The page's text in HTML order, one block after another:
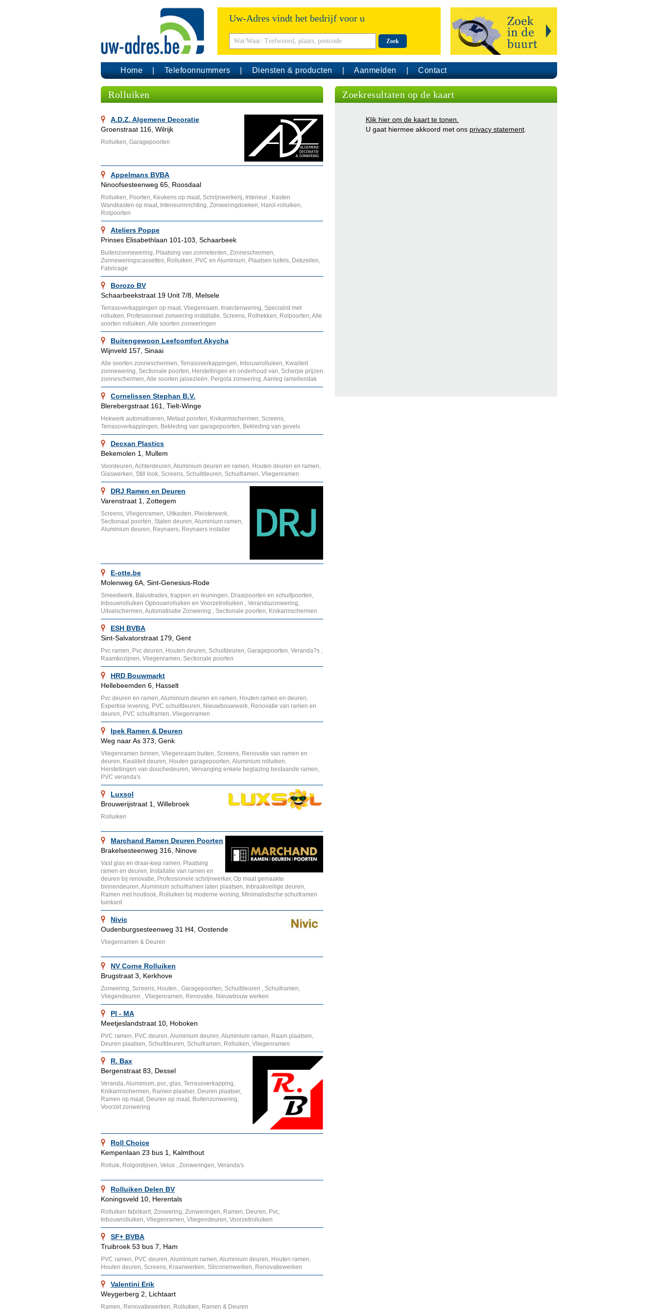
Uw-Adres vindt het bedrijf voor u
Zoek
Home Telefoonnummers Diensten & producten Aanmelden Contact
Rolluiken
A.D.Z. Algemene Decoratie
Groenstraat 116, Wilrijk
Rolluiken, Garagepoorten
Appelmans BVBA
Ninoofsesteenweg 65, Roosdaal
Rolluiken, Poorten, Keukens op maat, Schrijnwerkerij, Interieur , Kasten
Wandkasten op maat, Interieurinrichting, Zonweringdoeken, Harol-rolluiken,
Rolpoorten
Ateliers Poppe
Prinses Elisabethlaan 101-103, Schaarbeek
Buitenzonnewering, Plaatsing van zonnetenten, Zonneschermen,
Zonneweringscassettes, Rolluiken, PVC en Aluminium, Plaatsen luifels, Dekzeilen,
Fabricage
Borozo BV
Schaarbeekstraat 19 Unit 7/8, Melsele
Terrasoverkappingen op maat, Vliegenraam, Insectenwering, Specialist met
rolluiken, Professioneel zonwering installatie, Screens, Rolhekken, Rolpoorten, Alle
soorten rolluiken, Alle soorten zonweringen
Buitengewoon Leefcomfort Akycha
Wijnveld 157, Sinaai
Alle soorten zonneschermen, Terrasoverkappingen, Inbouwrolluiken, Kwaliteit
zonnewering, Sectionale poorten, Herstellingen en onderhoud van, Scherpe prijzen
zonneschermen, Alle soorten jaloezieën, Pergola zonwering, Aanleg lamellendak
Cornelissen Stephan B.V.
Blerebergstraat 161, Tielt-Winge
Hekwerk automatiseren, Metaal poorten, Knikarmschermen, Screens,
Terrasoverkappingen, Bekleding van garagepoorten, Bekleding van gevels
Decxan Plastics
Bekemolen 1, Mullem
Voordeuren, Achterdeuren, Aluminium deuren en ramen, Houten deuren en ramen,
Glaswerken, Still look, Screens, Schuifdeuren, Schuiframen, Vliegenramen
DRJ Ramen en Deuren
Varenstraat 1, Zottegem
Screens, Vliegenramen, Uitkasten, Pleisterwerk,
Sectionaal poorten, Stalen deuren, Aluminium ramen,
Aluminium deuren, Reynaers, Reynaers installer
E-otte.be
Molenweg 6A, Sint-Genesius-Rode
Smeedwerk, Balustrades, trappen en leuningen, Draaipoorten en schuifpoorten,
Inbouwrolluiken Opbouwrolluiken en Voorzetrolluiken , Verandazonwering,
Uitvalschermen, Automatisatie Zonwering , Sectionale poorten, Knikarmschermen
ESH BVBA
Sint-Salvatorstraat 179, Gent
Pvc ramen, Pvc deuren, Houten deuren, Schuifdeuren, Garagepoorten, Veranda?s ,
Raamkozijnen, Vliegenramen, Sectionale poorten
HRD Bouwmarkt
Hellebeemden 6, Hasselt
Pvc deuren en ramen, Aluminium deuren en ramen, Houten ramen en deuren,
Expertise levering, PVC schuifdeuren, Nieuwbouwwerk, Renovatie van ramen en
deuren, PVC schuiframen, Vliegenramen
Ipek Ramen & Deuren
Weg naar As 373, Genk
Vliegenramen binnen, Vliegenraam buiten, Screens, Renovatie van ramen en
deuren, Kwaliteit deuren, Houten garagepoorten, Aluminium rolluiken,
Herstellingen van douchedeuren, Vervanging enkele beglazing bestaande ramen,
PVC veranda's
Luxsol
Brouwerijstraat 1, Willebroek
Rolluiken
Marchand Ramen Deuren Poorten
Brakelsesteenweg 316, Ninove
Vast glas en draai-kiep ramen, Plaatsing
ramen en deuren, Installatie van ramen en
deuren bij renovatie, Professionele schrijnwerker, Op maat gemaakte
binnendeuren, Aluminium schuiframen laten plaatsen, Inbraakveilige deuren,
Ramen met houtlook, Rolluiken bij moderne woning, Minimalistische schuiframen
tuinkant
Nivic
Oudenburgsesteenweg 31 H4, Oostende
Vliegenramen & Deuren
NV Corne Rolluiken
Brugstraat 3, Kerkhove
Zonwering, Screens, Houten , Garagepoorten, Schuifdeuren , Schuiframen,
Vliegendeuren , Vliegenramen, Renovatie, Nieuwbouw werken
PI - MA
Meetjeslandstraat 10, Hoboken
PVC ramen, PVC deuren, Aluminium deuren, Aluminium ramen, Raam plaatsen,
Deuren plaatsen, Schuifdeuren, Schuiframen, Rolluiken, Vliegenramen
R. Bax
Bergenstraat 83, Dessel
Veranda, Aluminium, pvc, glas, Terrasoverkapping,
Knikarmschermen, Ramen plaatser, Deuren plaatser,
Ramen op maat, Deuren op maat, Buitenzonwering,
Voorzet zonwering
Roll Choice
Kempenlaan 23 bus 1, Kalmthout
Rolluik, Rolgordijnen, Velux , Zonweringen, Veranda's
Rolluiken Delen BV
Koningsveld 10, Herentals
Rolluiken fabrikant, Zonwering, Zonweringen, Ramen, Deuren, Pvc,
Inbouwrolluiken, Vliegenramen, Vliegendeuren, Voorzetrolluiken
SF+ BVBA
Truibroek 53 bus 7, Ham
PVC ramen, PVC deuren, Aluminium ramen, Aluminium deuren, Houten ramen,
Houten deuren, Screens, Kraanwerken, Siliconenwerken, Renovatiewerken
Valentini Erik
Weygerberg 2, Lichtaart
Ramen, Renovatiewerken, Rolluiken, Ramen & Deuren
Zoekresultaten op de kaart
Klik hier om de kaart te tonen.
U gaat hiermee akkoord met ons privacy statement